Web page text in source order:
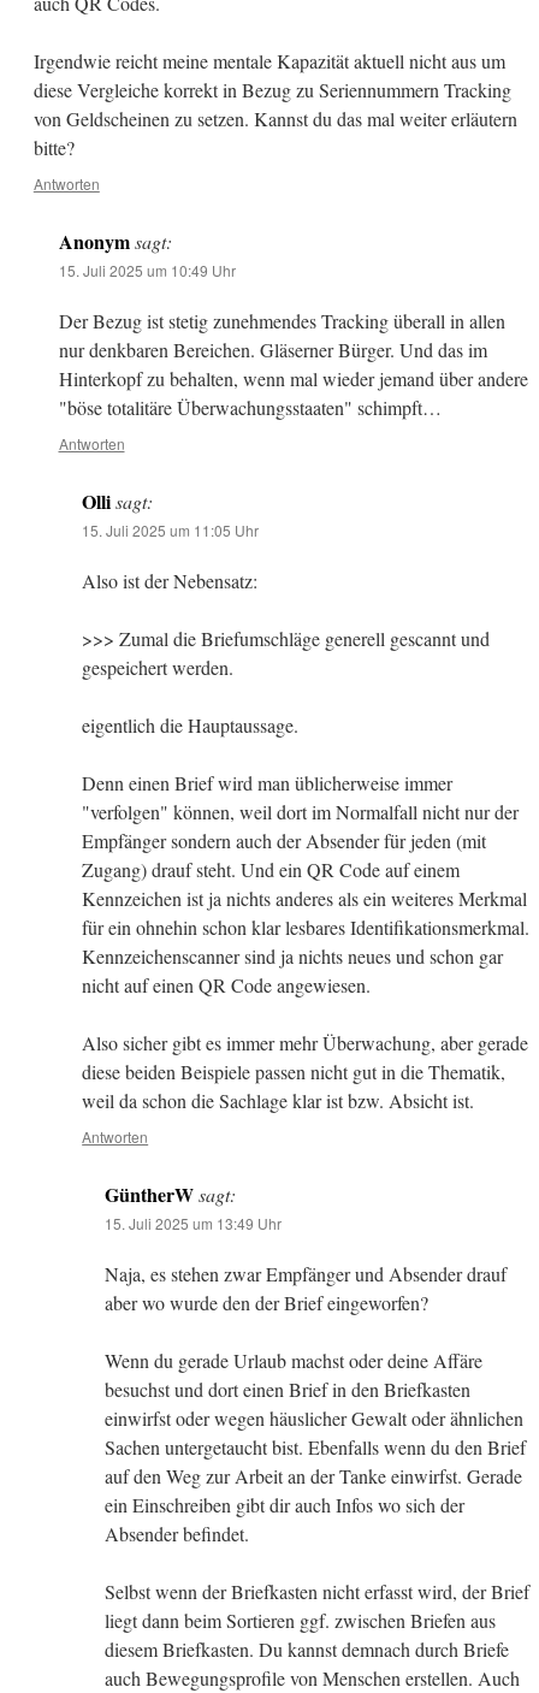
Irgendwie reicht meine mentale Kapazität aktuell nicht aus um
diese Vergleiche korrekt in Bezug zu Seriennummern Tracking
von Geldscheinen zu setzen. Kannst du das mal weiter erläutern
bitte?
Antworten
Anonym sagt:
15. Juli 2025 um 10:49 Uhr
Der Bezug ist stetig zunehmendes Tracking überall in allen
nur denkbaren Bereichen. Gläserner Bürger. Und das im
Hinterkopf zu behalten, wenn mal wieder jemand über andere
"böse totalitäre Überwachungsstaaten" schimpft…
Antworten
Ollisagt:
15. Juli 2025 um 11:05 Uhr
Also ist der Nebensatz:
>>> Zumal die Briefumschläge generell gescannt und
gespeichert werden.
eigentlich die Hauptaussage.
Denn einen Brief wird man üblicherweise immer
"verfolgen" können, weil dort im Normalfall nicht nur der
Empfänger sondern auch der Absender für jeden (mit
Zugang) drauf steht. Und ein QR Code auf einem
Kennzeichen ist ja nichts anderes als ein weiteres Merkmal
für ein ohnehin schon klar lesbares Identifikationsmerkmal.
Kennzeichenscanner sind ja nichts neues und schon gar
nicht auf einen QR Code angewiesen.
Also sicher gibt es immer mehr Überwachung, aber gerade
diese beiden Beispiele passen nicht gut in die Thematik,
weil da schon die Sachlage klar ist bzw. Absicht ist.
Antworten
GüntherWsagt:
15. Juli 2025 um 13:49 Uhr
Naja, es stehen zwar Empfänger und Absender drauf
aber wo wurde den der Brief eingeworfen?
Wenn du gerade Urlaub machst oder deine Affäre
besuchst und dort einen Brief in den Briefkasten
einwirfst oder wegen häuslicher Gewalt oder ähnlichen
Sachen untergetaucht bist. Ebenfalls wenn du den Brief
auf den Weg zur Arbeit an der Tanke einwirfst. Gerade
ein Einschreiben gibt dir auch Infos wo sich der
Absender befindet.
Selbst wenn der Briefkasten nicht erfasst wird, der Brief
liegt dann beim Sortieren ggf. zwischen Briefen aus
diesem Briefkasten. Du kannst demnach durch Briefe
auch Bewegungsprofile von Menschen erstellen. Auch